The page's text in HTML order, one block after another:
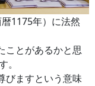
1175年）に法然
ことがあるかと思
びますという意味